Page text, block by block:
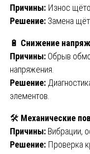
Причины: Износ
Решение: Замена
🔋 Снижение
Причины: Обрыв
напряжения.
Решение:
элементов.
🛠️ Механические
Причины: Вибрации,
Решение: Проверка